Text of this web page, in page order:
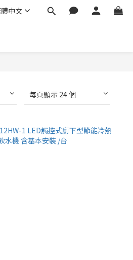
中文
每頁顯示 24 個